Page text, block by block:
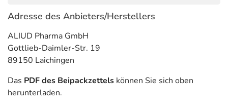
Adresse des Anbieters/Herstellers
ALIUD Pharma GmbH
Gottlieb-Daimler-Str. 19
89150 Laichingen
Das PDF des Beipackzettels können Sie sich oben
herunterladen.